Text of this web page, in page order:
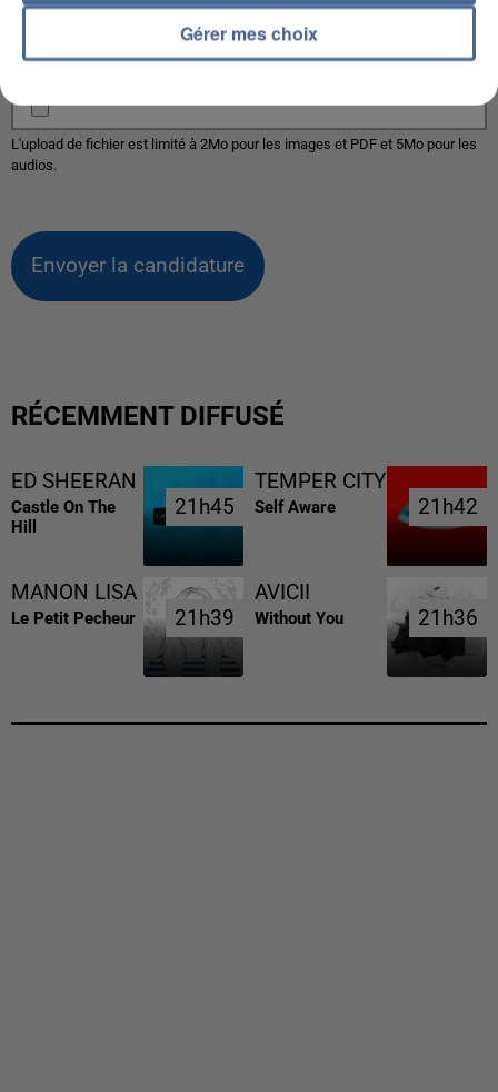
audios.
Votre lettre de motivation
L'upload de fichier est limité à 2Mo pour les images et PDF et 5Mo pour les
audios.
Envoyer la candidature
RÉCEMMENT DIFFUSÉ
ED SHEERAN
Castle On The
Hill
21h45
21h45
TEMPER CITY
Self Aware 21h42
21h42
MANON LISA
Le Petit Pecheur 21h39
21h39
AVICII
Without You 21h36
21h36
Gérer mes choix